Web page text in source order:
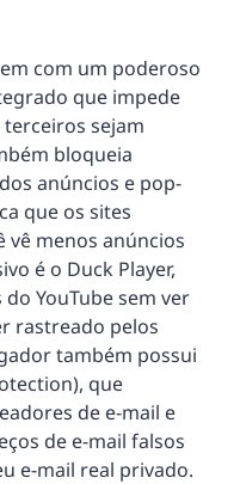
com um poderoso
que impede
sejam
bloqueia
anúncios e pop-
que os sites
vê menos anúncios
é o Duck Player,
YouTube sem ver
rastreado pelos
também possui
que
de e-mail e
de e-mail falsos
e-mail real privado.